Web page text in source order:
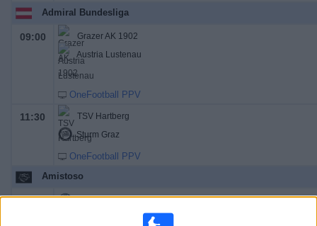
Admiral Bundesliga
09:00
Grazer AK 1902
Austria Lustenau
OneFootball PPV
11:30
TSV Hartberg
Sturm Graz
OneFootball PPV
Amistoso
06:00
Chelsea